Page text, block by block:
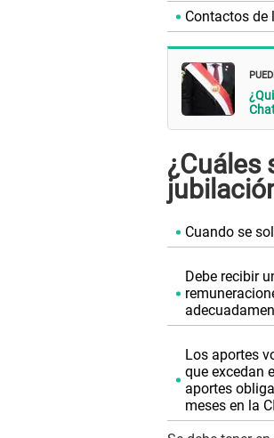
Contactos de
¿Cuáles
Cuando se
Debe recibir
Los aportes
que excedan
aportes
meses en la